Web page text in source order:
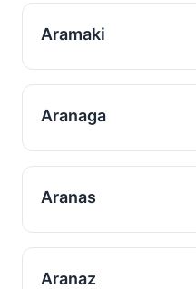
Aramaki
Aranaga
Aranas
Aranaz